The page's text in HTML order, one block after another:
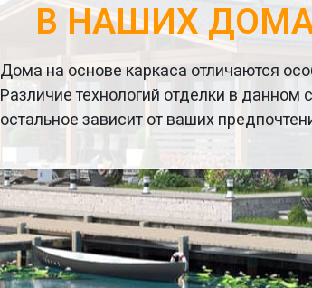
В НАШИХ
Дома на основе каркаса отличаются
Различие технологий отделки в данном
остальное зависит от ваших